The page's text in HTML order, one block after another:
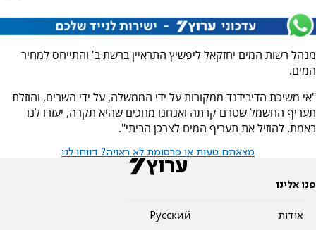
מנהל רשות המים יחזקאל ליפשיץ התראיין ברשת ב' והתייחס למחיר
המים.
"אי משיכת הדיבידנד ממקורות על ידי הממשלה, על ידי השרים, והוזלת
תעריף החשמל שטרם קרתה ואנחנו מחכים שהיא תקרה, יעזרו לנו
באמת, להוזיל את תעריף המים לצרכן הביתי".
מצאתם טעות או פרסומת לא ראויה? דווחו לנו
פנו אלינו
אודות
Pусский